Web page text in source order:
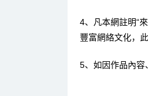
4、凡本網註明“
豐富網絡文化，
5、如因作品內容